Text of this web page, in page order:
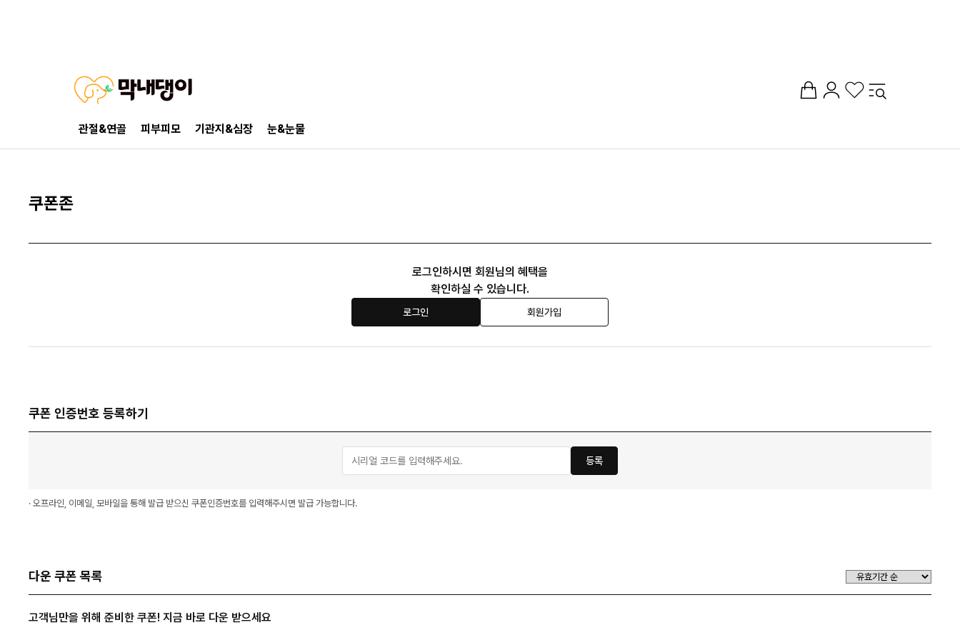
관절&연골 피부피모 기관지&심장 눈&눈물
쿠폰존
로그인하시면 회원님의 혜택을
확인하실 수 있습니다.
로그인 회원가입
쿠폰 인증번호 등록하기
등록
· 오프라인, 이메일, 모바일을 통해 발급 받으신 쿠폰인증번호를 입력해주시면 발급 가능합니다.
다운 쿠폰 목록
고객님만을 위해 준비한 쿠폰! 지금 바로 다운 받으세요